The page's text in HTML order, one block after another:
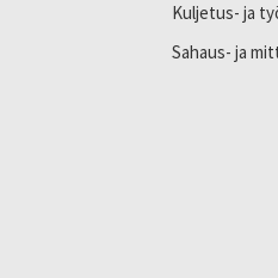
Kuljetus- ja
Sahaus- ja